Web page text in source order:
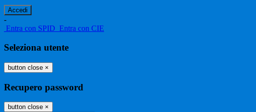
-
Entra con SPID Entra con CIE
Seleziona utente
button close ×
Recupero password
button close ×